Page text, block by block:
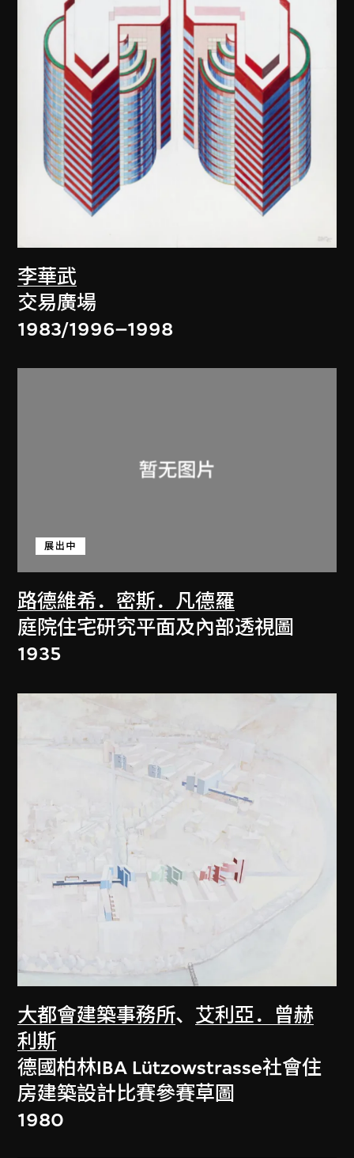
李華武
交易廣場
1983/1996–1998
路德維希．密斯．凡德羅
展出中
庭院住宅研究平面及內部透視圖
1935
大都會建築事務所、 艾利亞．曾赫
利斯
德國柏林IBA Lützowstrasse社會住
房建築設計比賽參賽草圖
1980